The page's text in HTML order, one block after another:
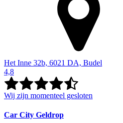
Het Inne 32b, 6021 DA, Budel
4,8
Wij zijn momenteel gesloten
Car City Geldrop